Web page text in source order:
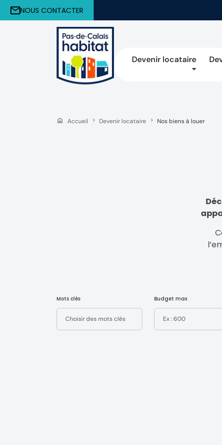
NOUS CONTACTER
Devenir locataire
Accueil Devenir locataire Nos biens à louer
Mots clés Budget max